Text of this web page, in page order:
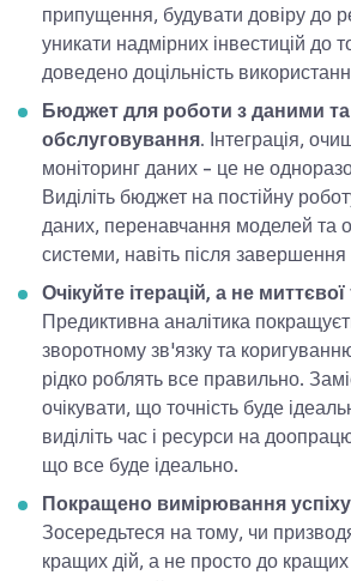
припущення, будувати довіру до
уникати надмірних інвестицій до
доведено доцільність
Бюджет для роботи з даними
обслуговування. Інтеграція,
моніторинг даних - це не
Виділіть бюджет на постійну
даних, перенавчання моделей та
системи, навіть після завершення
Очікуйте ітерацій, а не миттєвої
Предиктивна аналітика
зворотному зв'язку та
рідко роблять все правильно.
очікувати, що точність буде
виділіть час і ресурси на
що все буде ідеально.
Покращено вимірювання
Зосередьтеся на тому, чи
кращих дій, а не просто до